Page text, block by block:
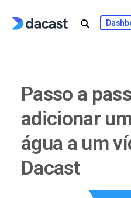
Passo a
adicionar
água a um
Dacast